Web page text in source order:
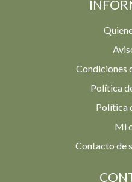
Condiciones
Política
Política
Mi
Contacto de